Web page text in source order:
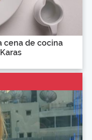
cena de cocina